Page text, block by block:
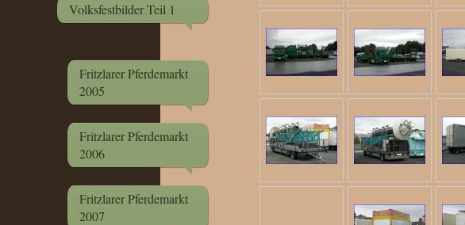
Volksfestbilder Teil 1
Fritzlarer Pferdemarkt
2005
Fritzlarer Pferdemarkt
2006
Fritzlarer Pferdemarkt
2007